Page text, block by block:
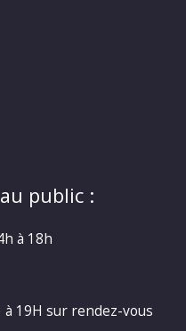
public :
à 18h
19H sur rendez-vous